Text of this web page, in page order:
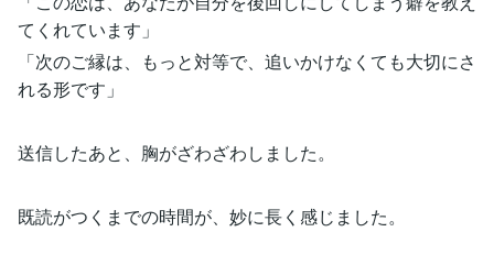
てくれています」
「次のご縁は、もっと対等で、追いかけなくても大切にさ
れる形です」
送信したあと、胸がざわざわしました。
既読がつくまでの時間が、妙に長く感じました。